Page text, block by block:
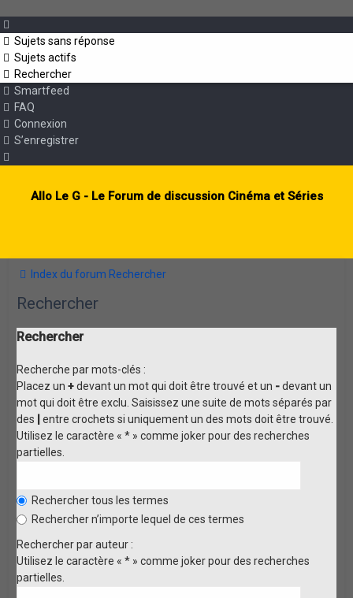
Sujets sans réponse
Sujets actifs
Rechercher
Smartfeed
FAQ
Connexion
S’enregistrer
Allo Le G - Le Forum de discussion Cinéma et Séries
Index du forum Rechercher
Rechercher
Rechercher
Recherche par mots-clés :
Placez un+devant un mot qui doit être trouvé et un -devant un
mot qui doit être exclu. Saisissez une suite de mots séparés par
des | entre crochets si uniquement un des mots doit être trouvé.
Utilisez le caractère « * » comme joker pour des recherches
partielles.
Rechercher tous les termes
Rechercher n’importe lequel de ces termes
Rechercher par auteur :
Utilisez le caractère « * » comme joker pour des recherches
partielles.